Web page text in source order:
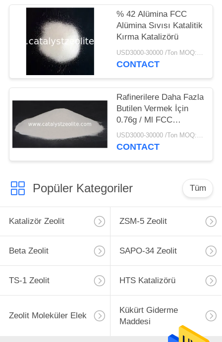
% 42 Alümina FCC
Alümina Sıvısı Katalitik
Kırma Katalizörü
USD3000-30000 /Ton MOQ:1 kg
CONTACT
Rafinerilere Daha Fazla
Butilen Vermek İçin
0.76g / Ml FCC
Katalizörü
USD3000-30000 /Ton MOQ:1 kg
CONTACT
Popüler Kategoriler Tüm
Katalizör Zeolit ZSM-5 Zeolit
Beta Zeolit SAPO-34 Zeolit
TS-1 Zeolit HTS Katalizörü
Zeolit ​​Moleküler Elek
Kükürt Giderme
Maddesi